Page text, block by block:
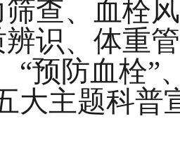
查、血栓
识、体重
“预防血栓”
大主题科普